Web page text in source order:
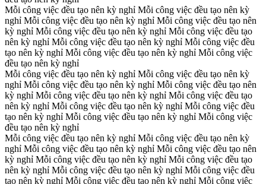
Mỗi công việc đều tạo nên kỳ nghỉ Mỗi công việc đều tạo nên kỳ
nghỉ Mỗi công việc đều tạo nên kỳ nghỉ Mỗi công việc đều tạo nên
kỳ nghỉ Mỗi công việc đều tạo nên kỳ nghỉ Mỗi công việc đều tạo
nên kỳ nghỉ Mỗi công việc đều tạo nên kỳ nghỉ Mỗi công việc đều
tạo nên kỳ nghỉ Mỗi công việc đều tạo nên kỳ nghỉ Mỗi công việc
đều tạo nên kỳ nghỉ
Mỗi công việc đều tạo nên kỳ nghỉ Mỗi công việc đều tạo nên kỳ
nghỉ Mỗi công việc đều tạo nên kỳ nghỉ Mỗi công việc đều tạo nên
kỳ nghỉ Mỗi công việc đều tạo nên kỳ nghỉ Mỗi công việc đều tạo
nên kỳ nghỉ Mỗi công việc đều tạo nên kỳ nghỉ Mỗi công việc đều
tạo nên kỳ nghỉ Mỗi công việc đều tạo nên kỳ nghỉ Mỗi công việc
đều tạo nên kỳ nghỉ
Mỗi công việc đều tạo nên kỳ nghỉ Mỗi công việc đều tạo nên kỳ
nghỉ Mỗi công việc đều tạo nên kỳ nghỉ Mỗi công việc đều tạo nên
kỳ nghỉ Mỗi công việc đều tạo nên kỳ nghỉ Mỗi công việc đều tạo
nên kỳ nghỉ Mỗi công việc đều tạo nên kỳ nghỉ Mỗi công việc đều
tạo nên kỳ nghỉ Mỗi công việc đều tạo nên kỳ nghỉ Mỗi công việc